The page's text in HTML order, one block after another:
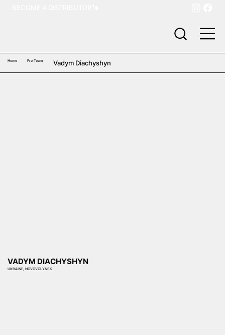
Home Pro Team Vadym Diachyshyn
VADYM DIACHYSHYN
UKRAINE, NOVOVOLYNSK